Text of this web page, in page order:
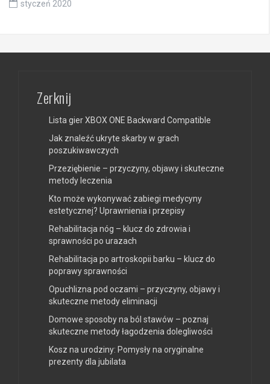
styczeń 2020
Zerknij
Lista gier XBOX ONE Backward Compatible
Jak znaleźć ukryte skarby w grach
poszukiwawczych
Przeziębienie – przyczyny, objawy i skuteczne
metody leczenia
Kto może wykonywać zabiegi medycyny
estetycznej? Uprawnienia i przepisy
Rehabilitacja nóg – klucz do zdrowia i
sprawności po urazach
Rehabilitacja po artroskopii barku – klucz do
poprawy sprawności
Opuchlizna pod oczami – przyczyny, objawy i
skuteczne metody eliminacji
Domowe sposoby na ból stawów – poznaj
skuteczne metody łagodzenia dolegliwości
Kosz na urodziny: Pomysły na oryginalne
prezenty dla jubilata